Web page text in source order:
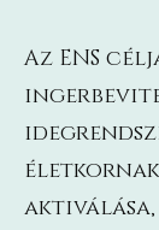
Az ENS
aktiválása,